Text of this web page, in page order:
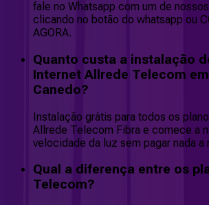
fale no Whatsapp com um de
clicando no botão do whatsapp ou
AGORA.
Quanto custa a instalação
Internet Allrede Telecom
Canedo?
Instalação grátis para todos os
Allrede Telecom Fibra e comece a
velocidade da luz sem pagar nada a
Qual a diferença entre os
Telecom?